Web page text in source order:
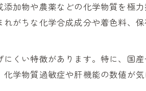
加物や農薬などの化学物質を極
がちな化学合成成分や着色料、
くい特徴があります。特に、国
学物質過敏症や肝機能の数値が気